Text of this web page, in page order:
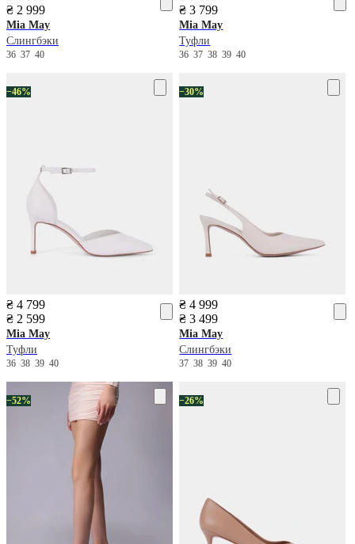
₴ 2 999
Mia May
Слингбэки
36 37 40
₴ 3 799
Mia May
Туфли
3637383940
−46%
₴ 4 799
₴ 2 599
Mia May
Туфли
36 38 39 40
−30%
₴ 4 999
₴ 3 499
Mia May
Слингбэки
37383940
−52% −26%